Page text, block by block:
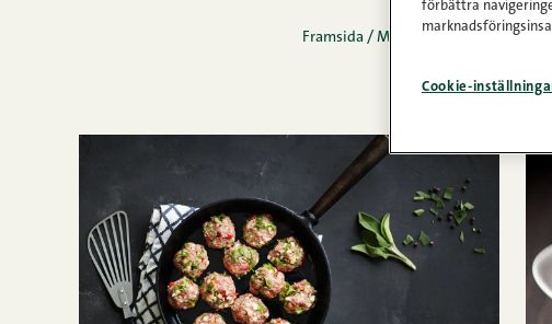
Framsida / Matinspiration Sida 3
förbättra
Cookie-